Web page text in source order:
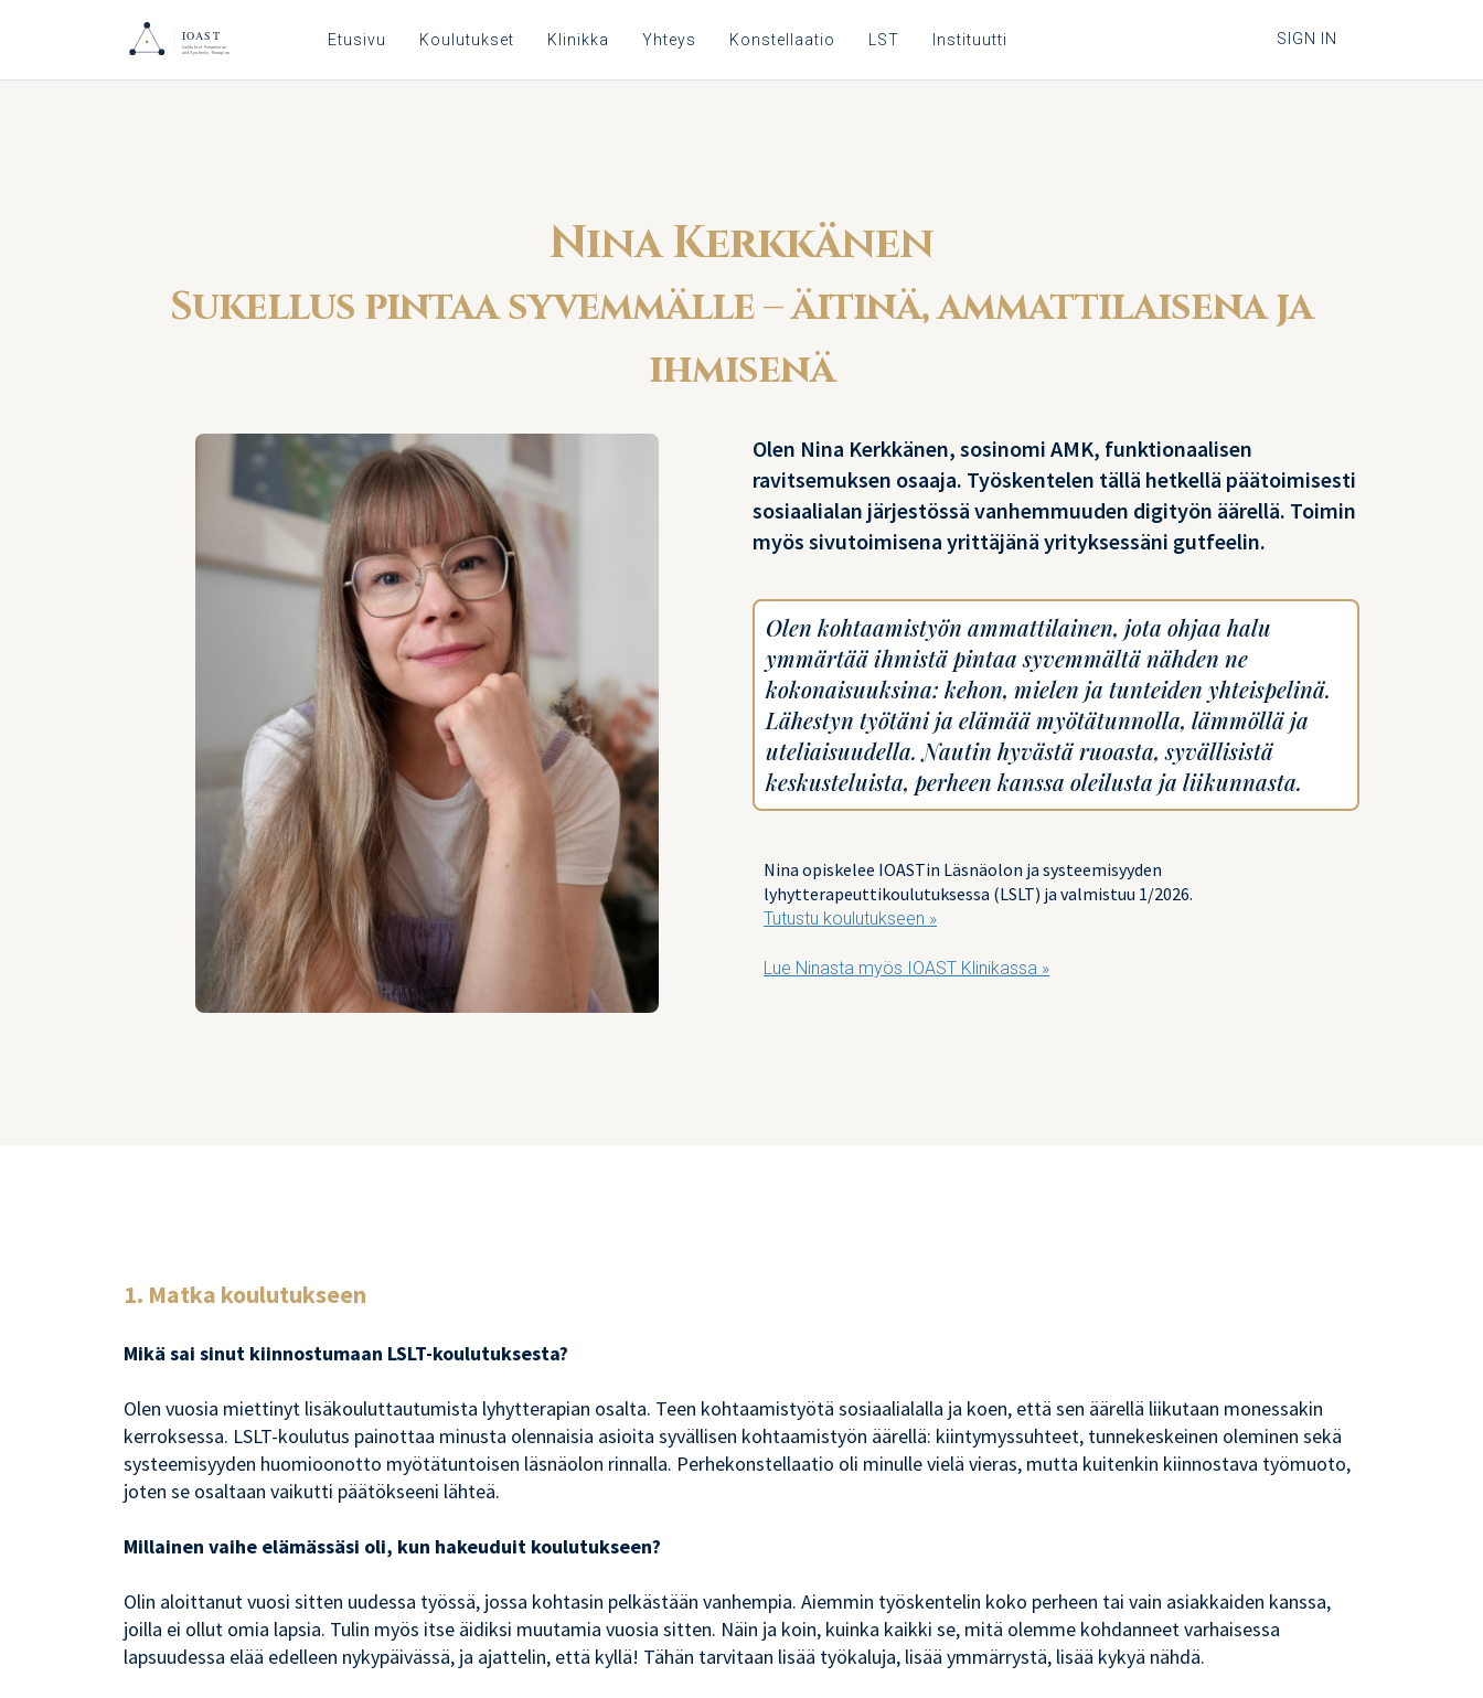
Etusivu Koulutukset Klinikka Yhteys Konstellaatio LST Instituutti SIGN IN
Nina Kerkkänen
Sukellus pintaa syvemmälle – äitinä, ammattilaisena ja
ihmisenä
Olen Nina Kerkkänen, sosinomi AMK, funktionaalisen
ravitsemuksen osaaja. Työskentelen tällä hetkellä päätoimisesti
sosiaalialan järjestössä vanhemmuuden digityön äärellä. Toimin
myös sivutoimisena yrittäjänä yrityksessäni gutfeelin.
Olen kohtaamistyön ammattilainen, jota ohjaa halu
ymmärtää ihmistä pintaa syvemmältä nähden ne
kokonaisuuksina: kehon, mielen ja tunteiden yhteispelinä.
Lähestyn työtäni ja elämää myötätunnolla, lämmöllä ja
uteliaisuudella. Nautin hyvästä ruoasta, syvällisistä
keskusteluista, perheen kanssa oleilusta ja liikunnasta.
Nina opiskelee IOASTin Läsnäolon ja systeemisyyden
lyhytterapeuttikoulutuksessa (LSLT) ja valmistuu 1/2026.
Tutustu koulutukseen »
Lue Ninasta myös IOAST Klinikassa »
1. Matka koulutukseen
Mikä sai sinut kiinnostumaan LSLT-koulutuksesta?
Olen vuosia miettinyt lisäkouluttautumista lyhytterapian osalta. Teen kohtaamistyötä sosiaalialalla ja koen, että sen äärellä liikutaan monessakin
kerroksessa. LSLT-koulutus painottaa minusta olennaisia asioita syvällisen kohtaamistyön äärellä: kiintymyssuhteet, tunnekeskeinen oleminen sekä
systeemisyyden huomioonotto myötätuntoisen läsnäolon rinnalla. Perhekonstellaatio oli minulle vielä vieras, mutta kuitenkin kiinnostava työmuoto,
joten se osaltaan vaikutti päätökseeni lähteä.
Millainen vaihe elämässäsi oli, kun hakeuduit koulutukseen?
Olin aloittanut vuosi sitten uudessa työssä, jossa kohtasin pelkästään vanhempia. Aiemmin työskentelin koko perheen tai vain asiakkaiden kanssa,
joilla ei ollut omia lapsia. Tulin myös itse äidiksi muutamia vuosia sitten. Näin ja koin, kuinka kaikki se, mitä olemme kohdanneet varhaisessa
lapsuudessa elää edelleen nykypäivässä, ja ajattelin, että kyllä! Tähän tarvitaan lisää työkaluja, lisää ymmärrystä, lisää kykyä nähdä.